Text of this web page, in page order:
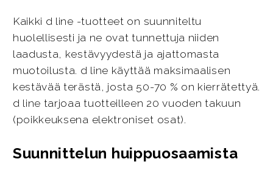
Kaikki d line -tuotteet on suunniteltu
huolellisesti ja ne ovat tunnettuja niiden
laadusta, kestävyydestä ja ajattomasta
muotoilusta. d line käyttää maksimaalisen
kestävää terästä, josta 50-70 % on kierrätettyä.
d line tarjoaa tuotteilleen 20 vuoden takuun
(poikkeuksena elektroniset osat).
Suunnittelun huippuosaamista